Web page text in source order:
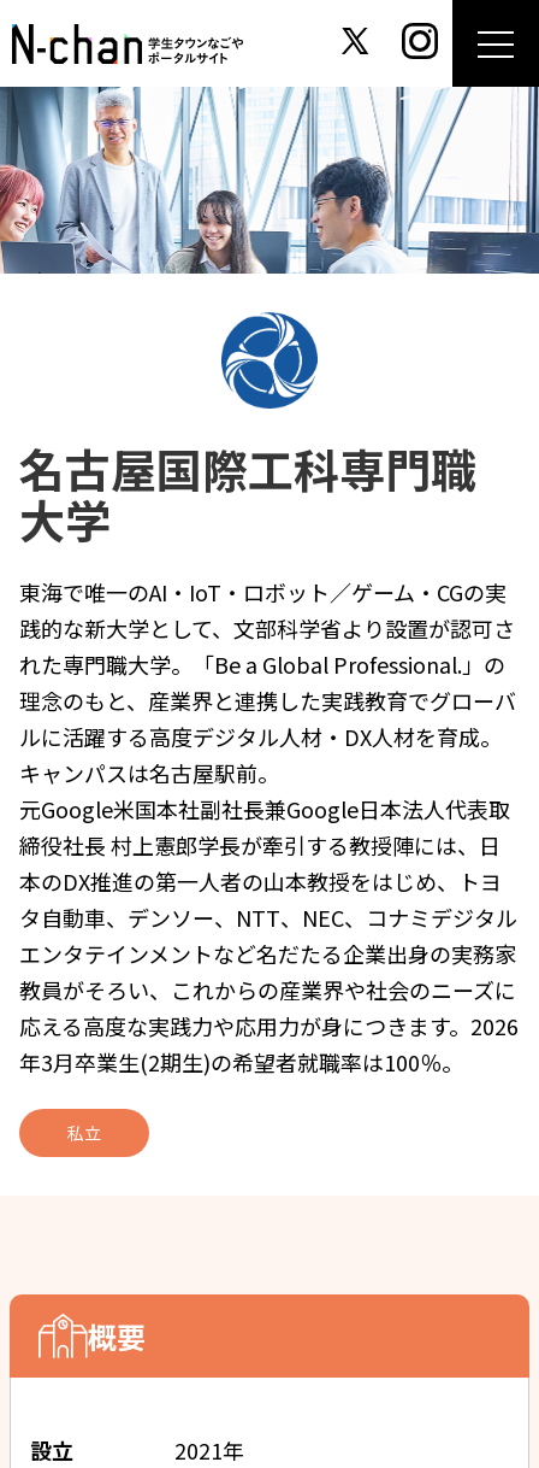
名古屋国際工科専門職
大学
東海で唯一のAI・IoT・ロボット／ゲーム・CGの実
践的な新大学として、文部科学省より設置が認可さ
れた専門職大学。「Be a Global Professional.」の
理念のもと、産業界と連携した実践教育でグローバ
ルに活躍する高度デジタル人材・DX人材を育成。
キャンパスは名古屋駅前。
元Google米国本社副社長兼Google日本法人代表取
締役社長 村上憲郎学長が牽引する教授陣には、日
本のDX推進の第一人者の山本教授をはじめ、トヨ
タ自動車、デンソー、NTT、NEC、コナミデジタル
エンタテインメントなど名だたる企業出身の実務家
教員がそろい、これからの産業界や社会のニーズに
応える高度な実践力や応用力が身につきます。2026
年3月卒業生(2期生)の希望者就職率は100％。
私立
概要
設立 2021年